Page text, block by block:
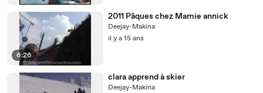
6:26
2011 Pâques chez Mamie annick
Deejay-Makina
il y a 15 ans
clara apprend à skier
Deejay-Makina